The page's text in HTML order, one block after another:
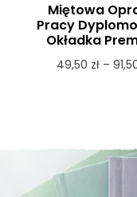
Miętowa
Pracy
Okładka
49,50 zł –